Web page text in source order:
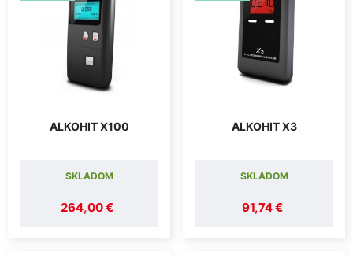
ALKOHIT X100
264,00 €
SKLADOM
ALKOHIT X3
91,74 €
SKLADOM